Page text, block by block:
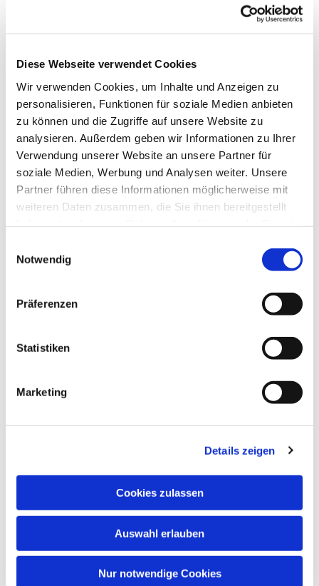
Diese Webseite verwendet Cookies
Wir verwenden Cookies, um Inhalte und Anzeigen zu
personalisieren, Funktionen für soziale Medien anbieten
zu können und die Zugriffe auf unsere Website zu
analysieren. Außerdem geben wir Informationen zu Ihrer
Verwendung unserer Website an unsere Partner für
soziale Medien, Werbung und Analysen weiter. Unsere
Partner führen diese Informationen möglicherweise mit
weiteren Daten zusammen, die Sie ihnen bereitgestellt
Notwendig
Präferenzen
Statistiken
Marketing
Details zeigen
Cookies zulassen
Auswahl erlauben
Nur notwendige Cookies
Dies könnte Sie auch interessieren